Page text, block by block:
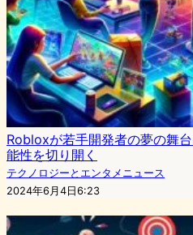
Robloxが若手開発者の夢の舞
能性を切り開く
テクノロジーとエンタメニュース
2024年6月4日6:23